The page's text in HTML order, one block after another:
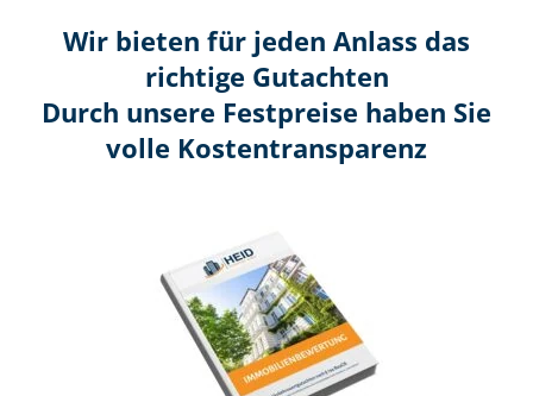
Wir bieten für jeden Anlass das
richtige Gutachten
Durch unsere Festpreise haben Sie
volle Kosten­transparenz